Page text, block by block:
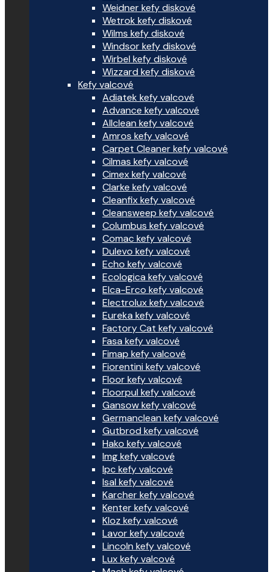
Weidner kefy diskové
Wetrok kefy diskové
Wilms kefy diskové
Windsor kefy diskové
Wirbel kefy diskové
Wizzard kefy diskové
Kefy valcové
Adiatek kefy valcové
Advance kefy valcové
Allclean kefy valcové
Amros kefy valcové
Carpet Cleaner kefy valcové
Cilmas kefy valcové
Cimex kefy valcové
Clarke kefy valcové
Cleanfix kefy valcové
Cleansweep kefy valcové
Columbus kefy valcové
Comac kefy valcové
Dulevo kefy valcové
Echo kefy valcové
Ecologica kefy valcové
Elca-Erco kefy valcové
Electrolux kefy valcové
Eureka kefy valcové
Factory Cat kefy valcové
Fasa kefy valcové
Fimap kefy valcové
Fiorentini kefy valcové
Floor kefy valcové
Floorpul kefy valcové
Gansow kefy valcové
Germanclean kefy valcové
Gutbrod kefy valcové
Hako kefy valcové
Img kefy valcové
Ipc kefy valcové
Isal kefy valcové
Karcher kefy valcové
Kenter kefy valcové
Kloz kefy valcové
Lavor kefy valcové
Lincoln kefy valcové
Lux kefy valcové